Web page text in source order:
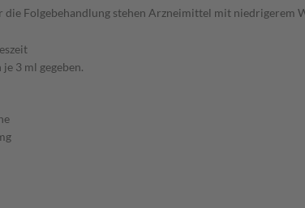
Folgebehandlung stehen Arzneimittel mit
3 ml gegeben.